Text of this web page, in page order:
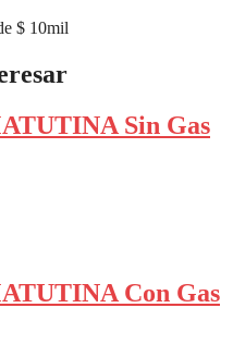
$ 10mil
Sin Gas
Con Gas